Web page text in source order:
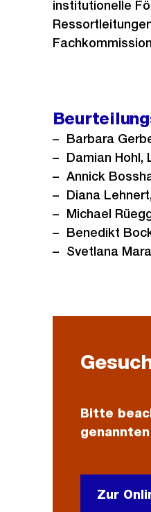
institutionelle
Barbara
Damian Hohl,
Annick
Diana
Michael
Benedikt
Svetlana
Bitte
Zur